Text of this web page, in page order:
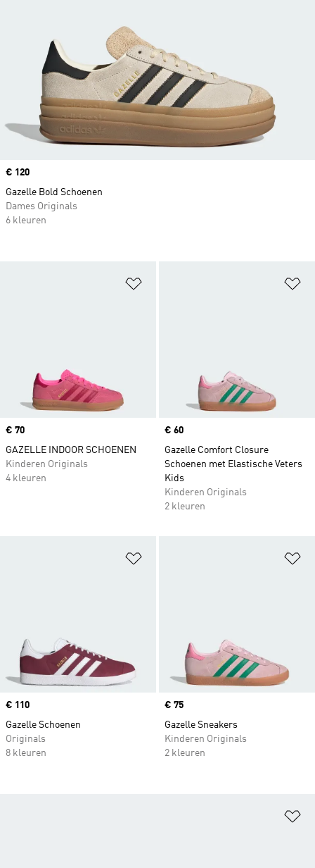
Price
€ 70
GAZELLE INDOOR SCHOENEN
Kinderen Originals
4 kleuren
Price
€ 60
Gazelle Comfort Closure
Schoenen met Elastische Veters
Kids
Kinderen Originals
2 kleuren
Price
€ 110
Gazelle Schoenen
Originals
8 kleuren
Price
€ 75
Gazelle Sneakers
Kinderen Originals
2 kleuren
Price
€ 120
Gazelle Bold Schoenen
Dames Originals
6 kleuren